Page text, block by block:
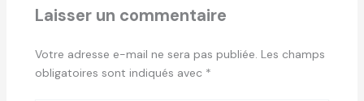
Laisser un commentaire
Votre adresse e-mail ne sera pas publiée. Les champs
obligatoires sont indiqués avec *